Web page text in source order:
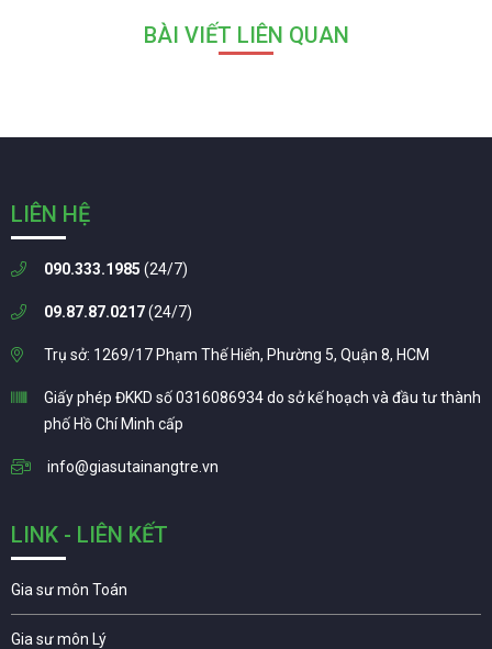
BÀI VIẾT LIÊN QUAN
LIÊN HỆ
090.333.1985 (24/7)
09.87.87.0217(24/7)
Trụ sở: 1269/17 Phạm Thế Hiển, Phường 5, Quận 8, HCM
Giấy phép ĐKKD số 0316086934 do sở kế hoạch và đầu tư thành
phố Hồ Chí Minh cấp
info@giasutainangtre.vn
LINK - LIÊN KẾT
Gia sư môn Toán
Gia sư môn Lý